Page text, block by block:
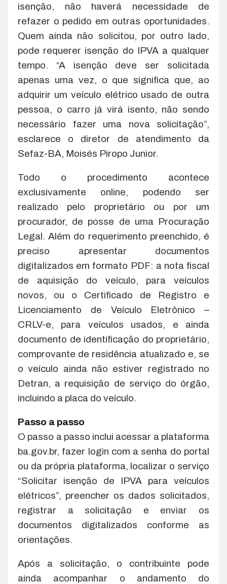
isenção, não haverá necessidade de
refazer o pedido em outras oportunidades.
Quem ainda não solicitou, por outro lado,
pode requerer isenção do IPVA a qualquer
tempo. “A isenção deve ser solicitada
apenas uma vez, o que significa que, ao
adquirir um veículo elétrico usado de outra
pessoa, o carro já virá isento, não sendo
necessário fazer uma nova solicitação”,
esclarece o diretor de atendimento da
Sefaz-BA, Moisés Piropo Junior.
Todo o procedimento acontece
exclusivamente online, podendo ser
realizado pelo proprietário ou por um
procurador, de posse de uma Procuração
Legal. Além do requerimento preenchido, é
preciso apresentar documentos
digitalizados em formato PDF: a nota fiscal
de aquisição do veículo, para veículos
novos, ou o Certificado de Registro e
Licenciamento de Veículo Eletrônico –
CRLV-e, para veículos usados, e ainda
documento de identificação do proprietário,
comprovante de residência atualizado e, se
o veículo ainda não estiver registrado no
Detran, a requisição de serviço do órgão,
incluindo a placa do veículo.
Passo a passo
O passo a passo inclui acessar a plataforma
ba.gov.br, fazer login com a senha do portal
ou da própria plataforma, localizar o serviço
“Solicitar isenção de IPVA para veículos
elétricos”, preencher os dados solicitados,
registrar a solicitação e enviar os
documentos digitalizados conforme as
orientações.
Após a solicitação, o contribuinte pode
ainda acompanhar o andamento do